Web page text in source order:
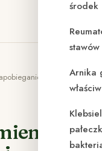
środek
Arnika